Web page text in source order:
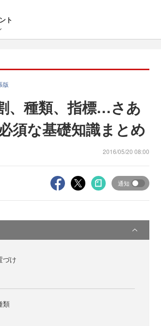
ト
版
、種類、指標…さあ
須な基礎知識まとめ
2016/05/20 08:00
通知
づけ
類